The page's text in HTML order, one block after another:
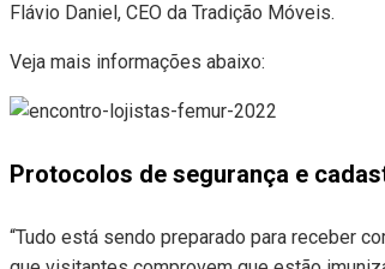
Flávio Daniel, CEO da Tradição Móveis.
Veja mais informações abaixo:
Protocolos de segurança e
“Tudo está sendo preparado para receber